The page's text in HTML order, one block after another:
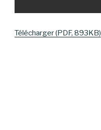
Télécharger (PDF, 893KB)